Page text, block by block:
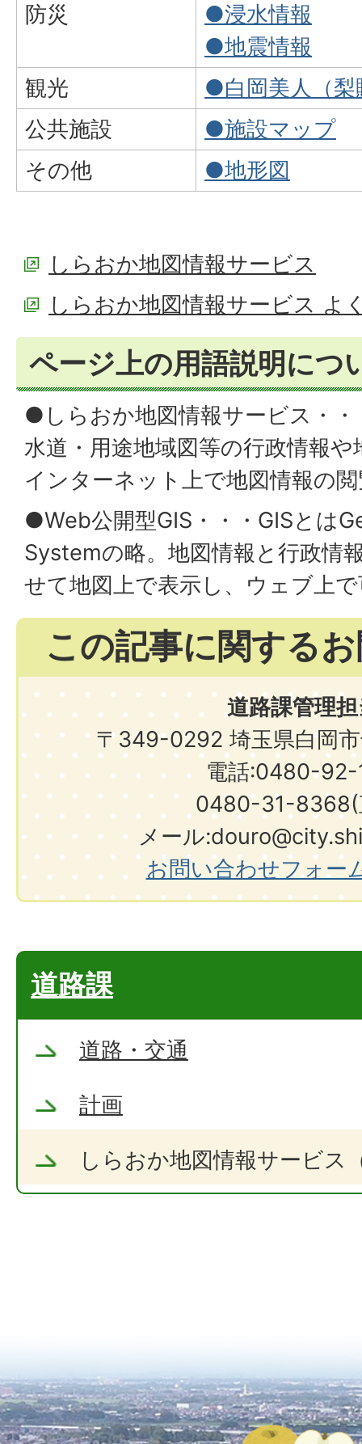
防災
●浸水情報
●地震情報
観光
●白岡美人（梨
公共施設
●施設マップ
その他
●地形図
しらおか地図情報サービス
しらおか地図情報サービス よ
ページ上の用語説明につ
●しらおか地図情報サービス・・
水道・用途地域図等の行政情報
インターネット上で地図情報の
●Web公開型GIS・・・GISとは
Systemの略。地図情報と行政情
せて地図上で表示し、ウェブ上
この記事に関する
道路課管理
〒349-0292 埼玉県白岡
電話:0480-92-
0480-31-8368(
メール
お問い合わせフォー
道路課
道路・交通
計画
しらおか地図情報サービス